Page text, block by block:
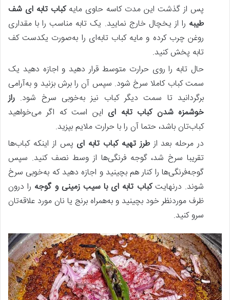
پس‌ از گذشت این مدت کاسه حاوی مایهکباب تابه ای شف
طیبه را از یخچال خارج نمایید. یک تابه مناسب را با مقداری
روغن چرب کرده و مایه کباب تابه‌ای را به‌صورت یکدست کف
تابه پخش کنید.
حال تابه را روی حرارت متوسط قرار دهید و اجازه دهید یک
سمت کباب کاملا سرخ شود. سپس آن را برش بزنید و به‌آرامی
برگردانید تا سمت دیگر کباب نیز به‌خوبی سرخ شود. راز
خوشمزه شدن کباب تابه‌ ای این است که اگر می‌خواهید
کباب‌تان باشد، حتما آن را با حرارت ملایم بپزید.
در مرحله بعد ازطرز تهیه کباب تابه ای پس‌ از اینکه کباب‌ها
تقریبا سرخ شد، گوجه فرنگی‌ها از وسط نصف کنید. سپس
گوجه‌فرنگی‌ها را کنار هم بچینید و اجازه دهید که به‌خوبی سرخ
شوند. درنهایتکباب تابه‌ ای با سیب‌ زمینی و گوجه را درون
ظرف موردنظر خود بچینید و به‌همراه برنج یا نان مورد علاقه‌تان
سرو کنید.